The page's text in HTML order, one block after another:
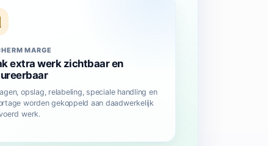
MARGE
extra werk zichtbaar en
opslag, relabeling, speciale handling en
worden gekoppeld aan daadwerkelijk
werk.